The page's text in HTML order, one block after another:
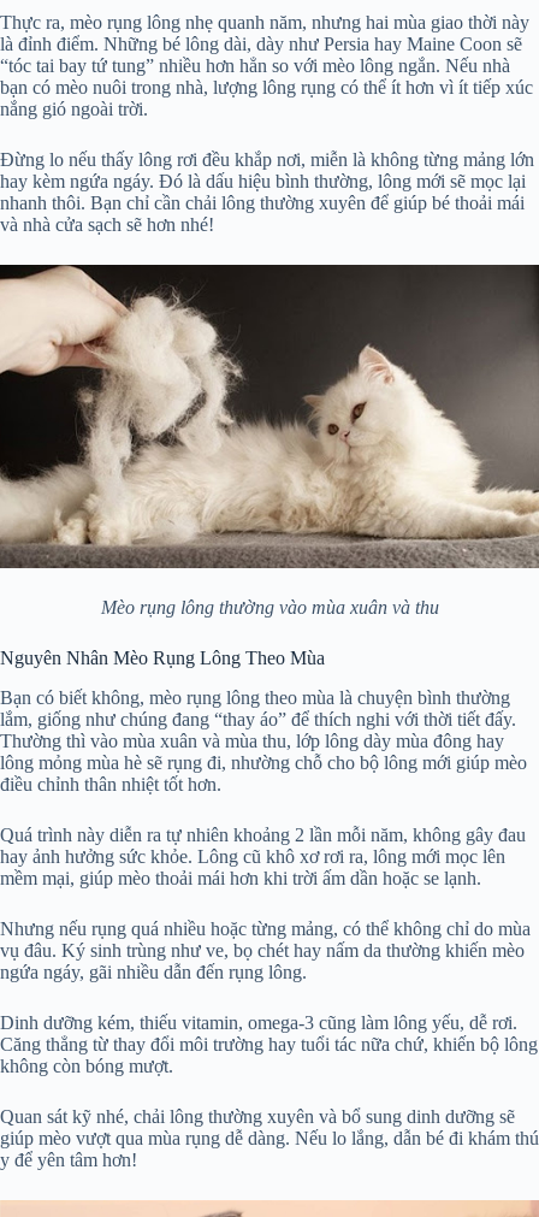
Thực ra, mèo rụng lông nhẹ quanh năm, nhưng hai mùa giao thời này
là đỉnh điểm. Những bé lông dài, dày như Persia hay Maine Coon sẽ
“tóc tai bay tứ tung” nhiều hơn hẳn so với mèo lông ngắn. Nếu nhà
bạn có mèo nuôi trong nhà, lượng lông rụng có thể ít hơn vì ít tiếp xúc
nắng gió ngoài trời.
Đừng lo nếu thấy lông rơi đều khắp nơi, miễn là không từng mảng lớn
hay kèm ngứa ngáy. Đó là dấu hiệu bình thường, lông mới sẽ mọc lại
nhanh thôi. Bạn chỉ cần chải lông thường xuyên để giúp bé thoải mái
và nhà cửa sạch sẽ hơn nhé!
Mèo rụng lông thường vào mùa xuân và thu
Nguyên Nhân Mèo Rụng Lông Theo Mùa
Bạn có biết không, mèo rụng lông theo mùa là chuyện bình thường
lắm, giống như chúng đang “thay áo” để thích nghi với thời tiết đấy.
Thường thì vào mùa xuân và mùa thu, lớp lông dày mùa đông hay
lông mỏng mùa hè sẽ rụng đi, nhường chỗ cho bộ lông mới giúp mèo
điều chỉnh thân nhiệt tốt hơn.
Quá trình này diễn ra tự nhiên khoảng 2 lần mỗi năm, không gây đau
hay ảnh hưởng sức khỏe. Lông cũ khô xơ rơi ra, lông mới mọc lên
mềm mại, giúp mèo thoải mái hơn khi trời ấm dần hoặc se lạnh.
Nhưng nếu rụng quá nhiều hoặc từng mảng, có thể không chỉ do mùa
vụ đâu. Ký sinh trùng như ve, bọ chét hay nấm da thường khiến mèo
ngứa ngáy, gãi nhiều dẫn đến rụng lông.
Dinh dưỡng kém, thiếu vitamin, omega-3 cũng làm lông yếu, dễ rơi.
Căng thẳng từ thay đổi môi trường hay tuổi tác nữa chứ, khiến bộ lông
không còn bóng mượt.
Quan sát kỹ nhé, chải lông thường xuyên và bổ sung dinh dưỡng sẽ
giúp mèo vượt qua mùa rụng dễ dàng. Nếu lo lắng, dẫn bé đi khám thú
y để yên tâm hơn!